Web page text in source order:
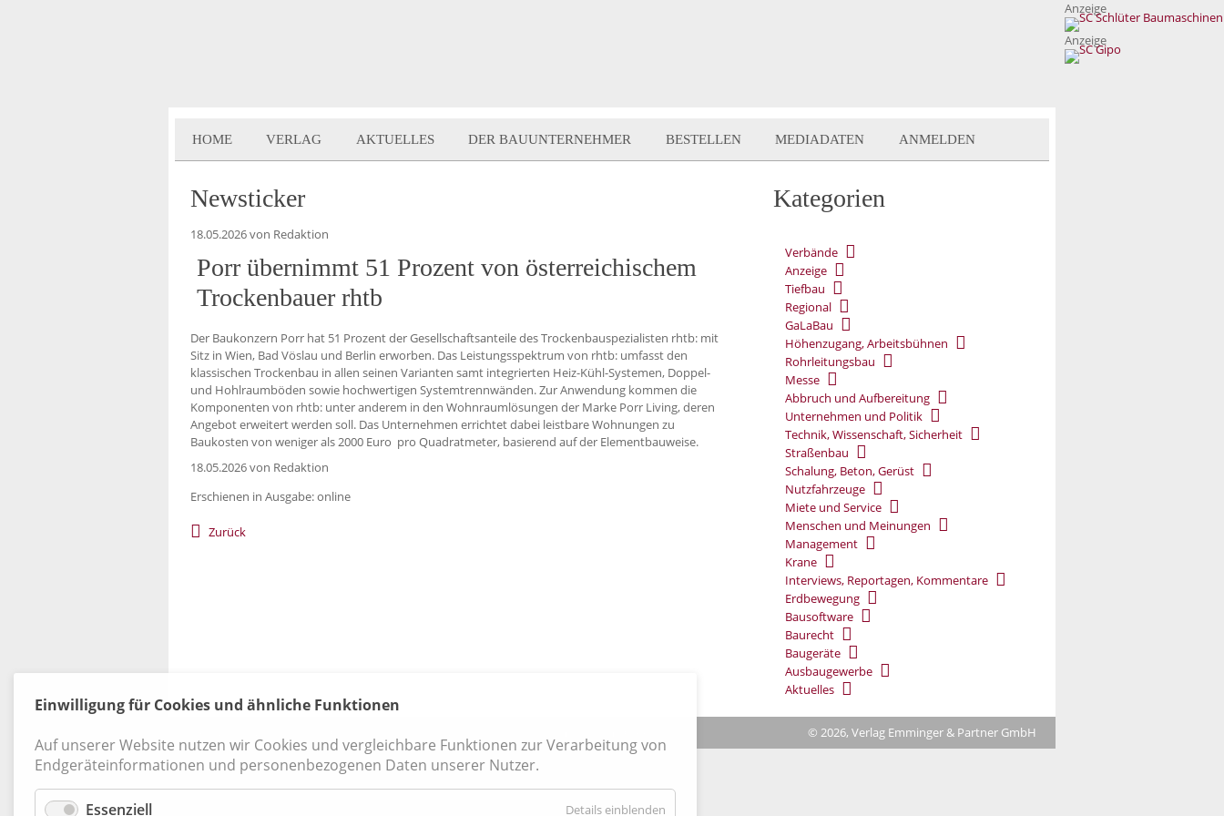
Anzeige
Anzeige
HOME VERLAG AKTUELLES DER BAUUNTERNEHMER BESTELLEN MEDIADATEN ANMELDEN
Newsticker
18.05.2026von Redaktion
Porr übernimmt 51 Prozent von österreichischem
Trockenbauer rhtb
Der Baukonzern Porr hat 51 Prozent der Gesellschaftsanteile des Trockenbauspezialisten rhtb: mit
Sitz in Wien, Bad Vöslau und Berlin erworben. Das Leistungsspektrum von rhtb: umfasst den
klassischen Trockenbau in allen seinen Varianten samt integrierten Heiz-Kühl-Systemen, Doppel-
und Hohlraumböden sowie hochwertigen Systemtrennwänden. Zur Anwendung kommen die
Komponenten von rhtb: unter anderem in den Wohnraumlösungen der Marke Porr Living, deren
Angebot erweitert werden soll. Das Unternehmen errichtet dabei leistbare Wohnungen zu
Baukosten von weniger als 2000 Euro pro Quadratmeter, basierend auf der Elementbauweise.
18.05.2026von Redaktion
Erschienen in Ausgabe: online
Zurück
Kategorien
Verbände
Anzeige
Tiefbau
Regional
GaLaBau
Höhenzugang, Arbeitsbühnen
Rohrleitungsbau
Messe
Abbruch und Aufbereitung
Unternehmen und Politik
Technik, Wissenschaft, Sicherheit
Straßenbau
Schalung, Beton, Gerüst
Nutzfahrzeuge
Miete und Service
Menschen und Meinungen
Management
Krane
Interviews, Reportagen, Kommentare
Erdbewegung
Bausoftware
Baurecht
Baugeräte
Ausbaugewerbe
Aktuelles
© 2026, Verlag Emminger & Partner GmbH
Einwilligung für Cookies und ähnliche Funktionen
Auf unserer Website nutzen wir Cookies und vergleichbare Funktionen zur Verarbeitung von
Endgeräteinformationen und personenbezogenen Daten unserer Nutzer.
Essenziell Details einblenden